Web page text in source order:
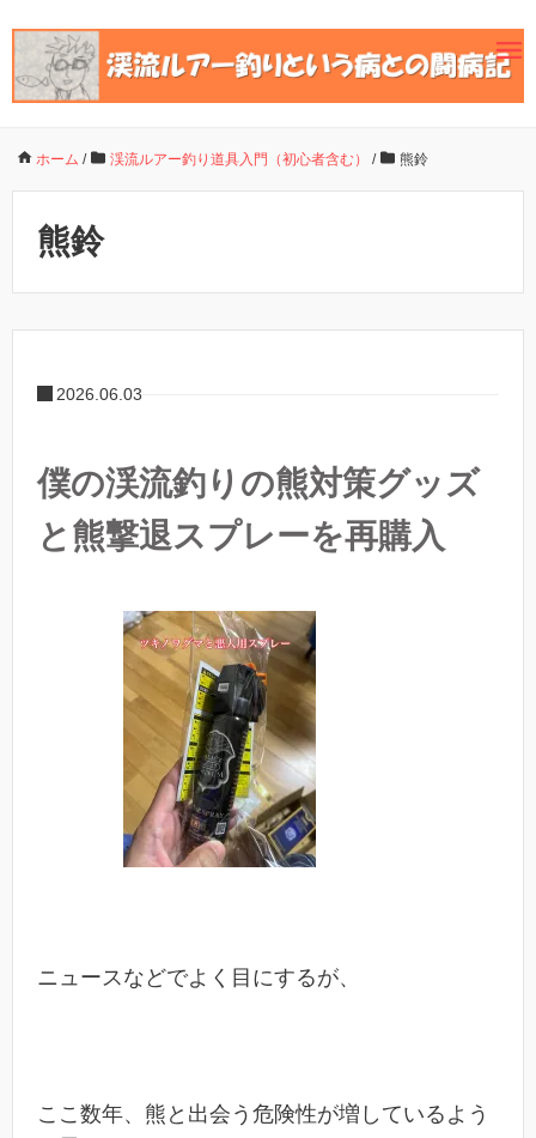
ホーム / 渓流ルアー釣り道具入門（初心者含む） / 熊鈴
熊鈴
2026.06.03
僕の渓流釣りの熊対策グッズ
と熊撃退スプレーを再購入
ニュースなどでよく目にするが、
ここ数年、熊と出会う危険性が増しているよう